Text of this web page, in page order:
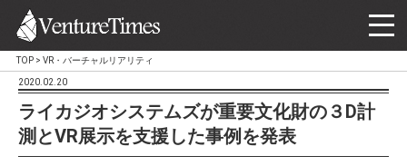
TOP > VR・バーチャルリアリティ
2020.02.20
ライカジオシステムズが重要文化財の３D計
測とVR展示を支援した事例を発表